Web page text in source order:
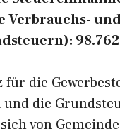
Verbrauchs-
für die
und die
von